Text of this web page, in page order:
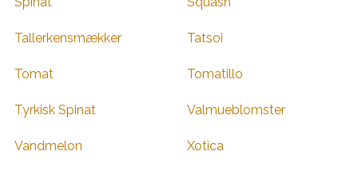
Tallerkensmækker Tatsoi
Tomat Tomatillo
Tyrkisk Spinat Valmueblomster
Vandmelon Xotica